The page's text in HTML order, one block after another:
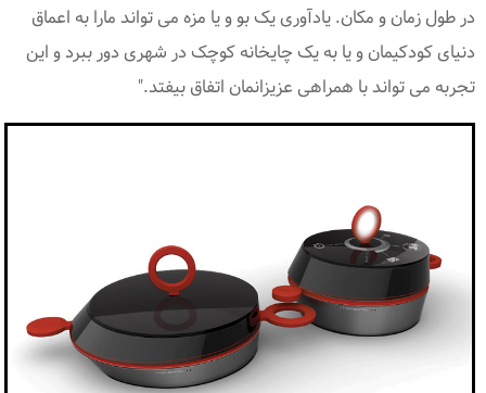
در طول زمان و مکان. یادآوری یک بو و یا مزه می تواند مارا به اعماق
دنیای کودکیمان و یا به یک چایخانه کوچک در شهری دور ببرد و این
تجربه می تواند با همراهی عزیزانمان اتفاق بیفتد."